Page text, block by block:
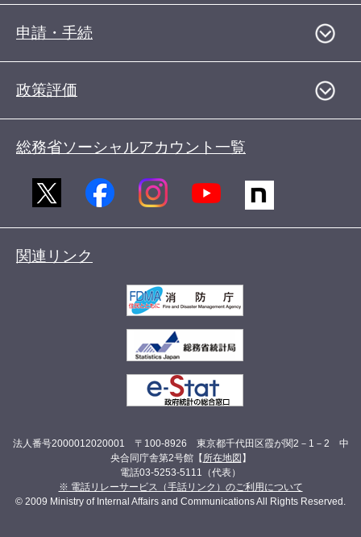
申請・手続
政策評価
総務省ソーシャルアカウント一覧
関連リンク
法人番号2000012020001 〒100-8926 東京都千代田区霞が関2－1－2 中
央合同庁舎第2号館【 所在地図 】
電話03-5253-5111（代表）
※ 電話リレーサービス（手話リンク）のご利用について
© 2009 Ministry of Internal Affairs and Communications All Rights Reserved.